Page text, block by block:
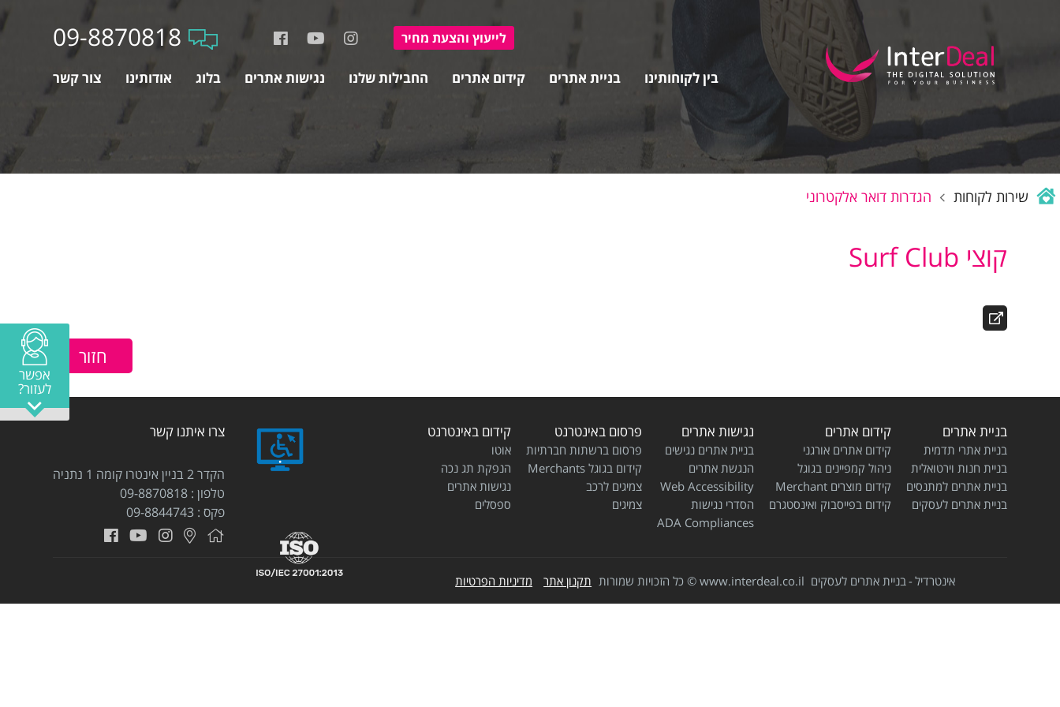
09-8870818 לייעוץ והצעת מחיר
בין לקוחותינו בניית אתרים קידום אתרים החבילות שלנו נגישות אתרים בלוג אודותינו צור קשר
אפשר
לעזור?
שירות לקוחות הגדרות דואר אלקטרוני
קוצי Surf Club
בניית אתרים
בניית אתרי תדמית
בניית חנות וירטואלית
בניית אתרים למתנסים
בניית אתרים לעסקים
קידום אתרים
קידום אתרים אורגני
ניהול קמפיינים בגוגל
קידום מוצרים Merchant
קידום בפייסבוק ואינסטגרם
נגישות אתרים
בניית אתרים נגישים
הנגשת אתרים
Web Accessibility
הסדרי נגישות
ADA Compliances
פרסום באינטרנט
פרסום ברשתות חברתיות
קידום בגוגל Merchants
צמיגים לרכב
צמיגים
קידום באינטרנט
אוטו
הנפקת תג נכה
נגישות אתרים
ספסלים
צרו איתנו קשר
הקדר 2 בניין אינטרו קומה 1 נתניה
טלפון 09-8870818
פקס 09-8844743
אינטרדיל בניית אתרים לעסקים www.interdeal.co.il
© כל הזכויות שמורות תקנון אתר מדיניות הפרטיות